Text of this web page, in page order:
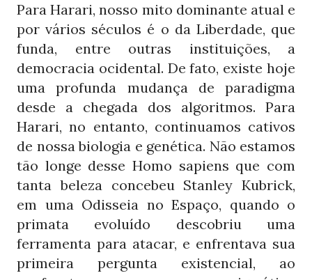
Para Harari, nosso mito dominante atual e
por vários séculos é o da Liberdade, que
funda, entre outras instituições, a
democracia ocidental. De fato, existe hoje
uma profunda mudança de paradigma
desde a chegada dos algoritmos. Para
Harari, no entanto, continuamos cativos
de nossa biologia e genética. Não estamos
tão longe desse Homo sapiens que com
tanta beleza concebeu Stanley Kubrick,
em uma Odisseia no Espaço, quando o
primata evoluído descobriu uma
ferramenta para atacar, e enfrentava sua
primeira pergunta existencial, ao